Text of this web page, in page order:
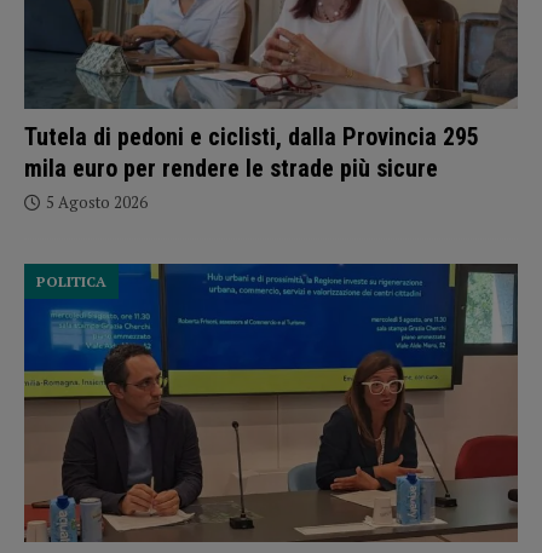
Tutela di pedoni e ciclisti, dalla Provincia 295
mila euro per rendere le strade più sicure
5 Agosto 2026
POLITICA